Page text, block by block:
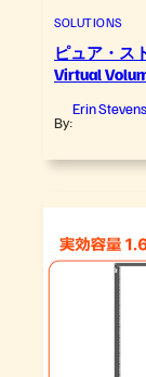
SOLUTIONS
ピュア・ス
Virtual
By:
Erin Stevens